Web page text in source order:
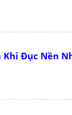
Khi Đục Nền